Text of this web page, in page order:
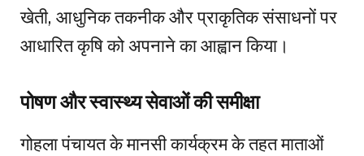
खेती, आधुनिक तकनीक और प्राकृतिक संसाधनों पर
आधारित कृषि को अपनाने का आह्वान किया।
पोषण और स्वास्थ्य सेवाओं की समीक्षा
गोहला पंचायत के मानसी कार्यक्रम के तहत माताओं